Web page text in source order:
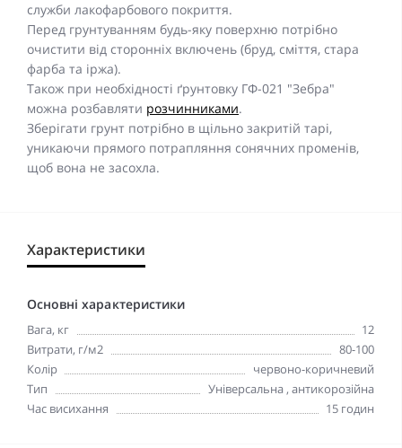
служби лакофарбового покриття.
Перед грунтуванням будь-яку поверхню потрібно
очистити від сторонніх включень (бруд, сміття, стара
фарба та іржа).
Також при необхідності ґрунтовку ГФ-021 "Зебра"
можна розбавляти розчинниками.
Зберігати грунт потрібно в щільно закритій тарі,
уникаючи прямого потрапляння сонячних променів,
щоб вона не засохла.
Характеристики
Основні характеристики
Вага, кг
12
Витрати, г/м2
80-100
Колір
червоно-коричневий
Тип
Універсальна , антикорозійна
Час висихання
15 годин